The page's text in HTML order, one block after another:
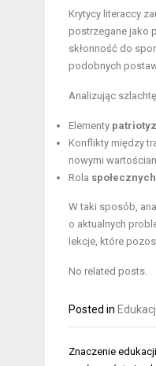
Krytycy literaccy
postrzegane jako
skłonność do
podobnych
Analizując
Elementy
Konflikty między
nowymi
Rola
W taki sposób,
o aktualnych
lekcje, które
No related posts.
Posted in
Nawigacja
Znaczenie